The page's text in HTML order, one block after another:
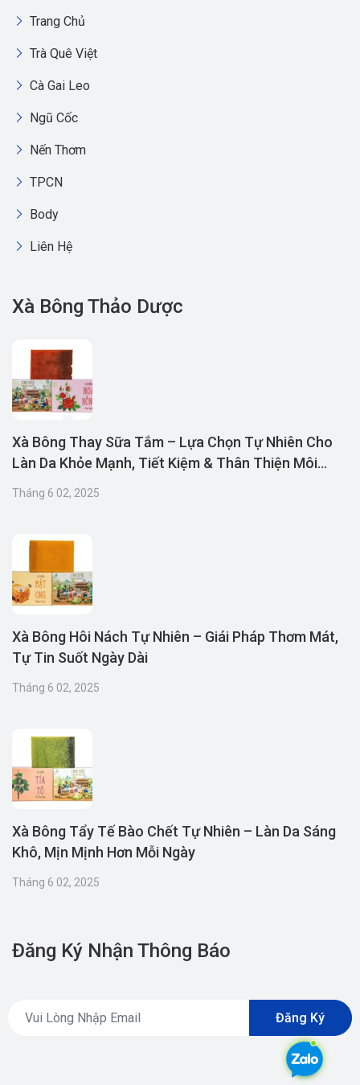
Trang Chủ
Trà Quê Việt
Cà Gai Leo
Ngũ Cốc
Nến Thơm
TPCN
Body
Liên Hệ
Xà Bông Thảo Dược
Xà Bông Thay Sữa Tắm – Lựa Chọn Tự Nhiên Cho
Làn Da Khỏe Mạnh, Tiết Kiệm & Thân Thiện Môi
Tháng 6 02, 2025
Xà Bông Hôi Nách Tự Nhiên – Giái Pháp Thơm Mát,
Tự Tin Suốt Ngày Dài
Tháng 6 02, 2025
Xà Bông Tẩy Tế Bào Chết Tự Nhiên – Làn Da Sáng
Khô, Mịn Mịnh Hơn Mỗi Ngày
Tháng 6 02, 2025
Đăng Ký Nhận Thông Báo
Đăng Ký